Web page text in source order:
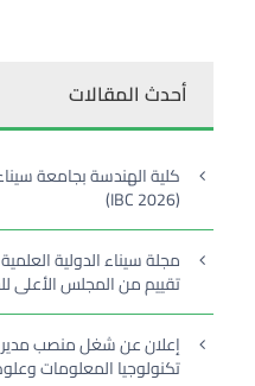
أحدث المقالات
كلية الهندسة بجامعة
(IBC 2026)
تقييم من المجلس الأعلى
إعلان عن شغل منصب مدير
تكنولوجيا المعلومات